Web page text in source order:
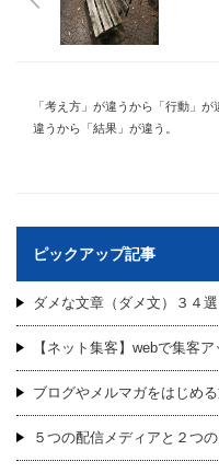
「考え方」が違うから「行動」
違うから「結果」が違う。
ピックアップ記事
ダメな文章（ダメ文）３４
【ネット集客】webで集客
ブログやメルマガをはじめ
５つの配信メディアと２つ